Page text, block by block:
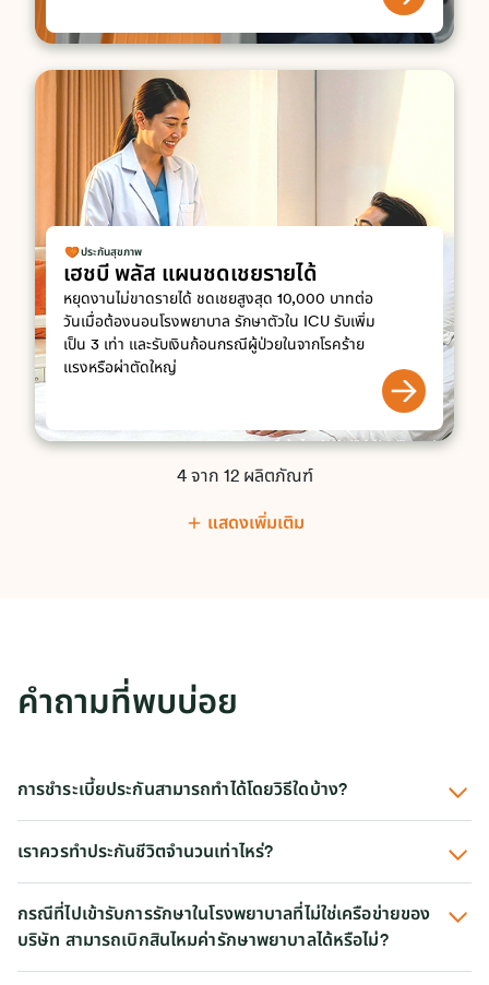
ประกันสุขภาพ
เฮชบี พลัส แผนชดเชยรายได้
หยุดงานไม่ขาดรายได้ ชดเชยสูงสุด 10,000 บาทต่อ
วันเมื่อต้องนอนโรงพยาบาล รักษาตัวใน ICU รับเพิ่ม
เป็น 3 เท่า และรับเงินก้อนกรณีผู้ป่วยในจากโรคร้าย
แรงหรือผ่าตัดใหญ่
4 จาก 12 ผลิตภัณฑ์
แสดงเพิ่มเติม
คำถามที่พบบ่อย
การชำระเบี้ยประกันสามารถทำได้โดยวิธีใดบ้าง?
เราควรทำประกันชีวิตจำนวนเท่าไหร่?
กรณีที่ไปเข้ารับการรักษาในโรงพยาบาลที่ไม่ใช่เครือข่ายของ
บริษัท สามารถเบิกสินไหมค่ารักษาพยาบาลได้หรือไม่?